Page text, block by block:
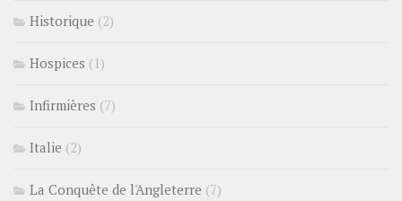
Historique (2)
Hospices (1)
Infirmières (7)
Italie (2)
La Conquête de l'Angleterre (7)